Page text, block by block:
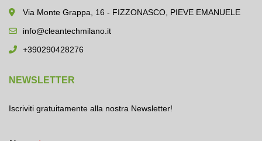
Via Monte Grappa, 16 - FIZZONASCO, PIEVE EMANUELE
info@cleantechmilano.it
+390290428276
NEWSLETTER
Iscriviti gratuitamente alla nostra Newsletter!